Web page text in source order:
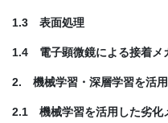
1.3 表面処理
1.4 電子顕微鏡による接着メ
2. 機械学習・深層学習を活
2.1 機械学習を活用した劣化